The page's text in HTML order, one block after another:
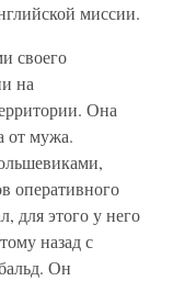
миссии.
своего
на
Она
от мужа.
оперативного
для этого у него
назад с
Он